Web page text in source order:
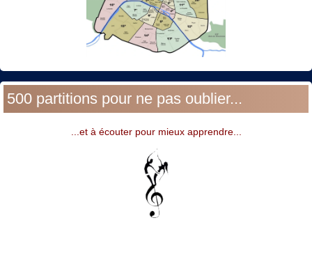
500 partitions pour ne pas oublier...
...et à écouter pour mieux apprendre...